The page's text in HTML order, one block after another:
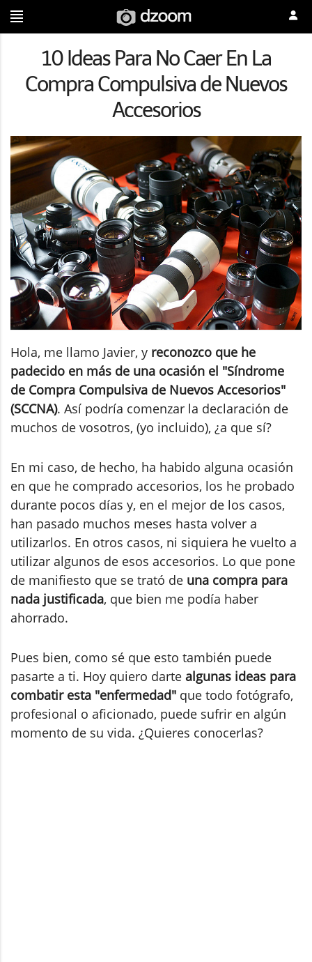
10 Ideas Para No Caer En La
Compra Compulsiva de Nuevos
Accesorios
Hola, me llamo Javier, y reconozco que he
padecido en más de una ocasión el "Síndrome
de Compra Compulsiva de Nuevos Accesorios"
(SCCNA). Así podría comenzar la declaración de
muchos de vosotros, (yo incluido), ¿a que sí?
En mi caso, de hecho, ha habido alguna ocasión
en que he comprado accesorios, los he probado
durante pocos días y, en el mejor de los casos,
han pasado muchos meses hasta volver a
utilizarlos. En otros casos, ni siquiera he vuelto a
utilizar algunos de esos accesorios. Lo que pone
de manifiesto que se trató de una compra para
nada justificada, que bien me podía haber
ahorrado.
Pues bien, como sé que esto también puede
pasarte a ti. Hoy quiero darte algunas ideas para
combatir esta "enfermedad" que todo fotógrafo,
profesional o aficionado, puede sufrir en algún
momento de su vida. ¿Quieres conocerlas?